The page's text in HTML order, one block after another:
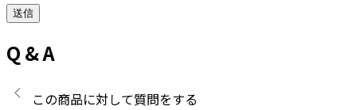
Q & A
この商品に対して質問をする